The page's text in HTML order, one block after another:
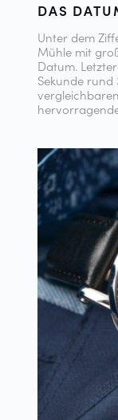
DAS
Unter dem
Mühle mit
Datum.
Sekunde